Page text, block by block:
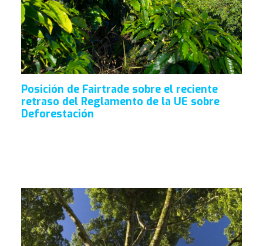
Posición de Fairtrade sobre el reciente
retraso del Reglamento de la UE sobre
Deforestación